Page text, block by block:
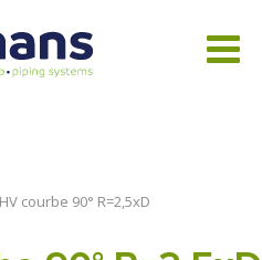
courbe 90° R=2,5xD
Tous les produits